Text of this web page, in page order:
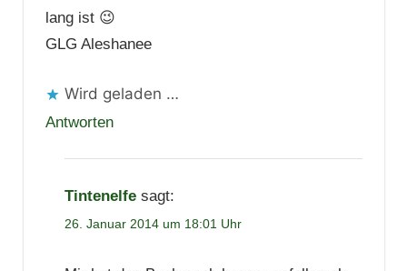
lang ist 😉
GLG Aleshanee
Wird geladen …
Antworten
Tintenelfe sagt:
26. Januar 2014 um 18:01 Uhr